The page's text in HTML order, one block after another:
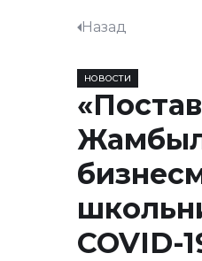
Назад
НОВОСТИ
COVID-